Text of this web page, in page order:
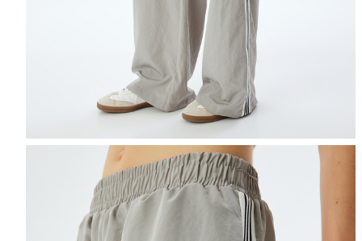
Puteți ajunge
Selecteaza țara
Selectează mărimea
Informațiile despre starea
Tabel de mărimi